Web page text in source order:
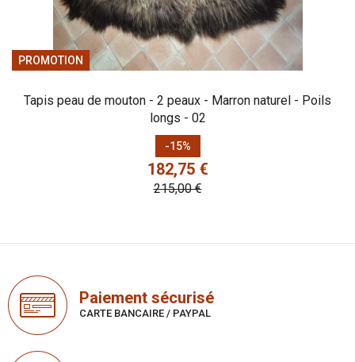
PROMOTION
Tapis peau de mouton - 2 peaux - Marron naturel - Poils
longs - 02
-15%
Prix
182,75 €
Prix de base
215,00 €
Paiement sécurisé
CARTE BANCAIRE / PAYPAL